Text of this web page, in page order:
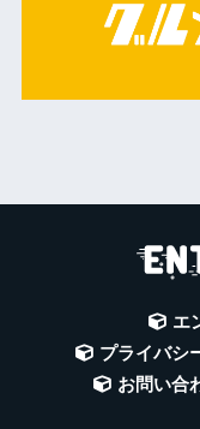
エ
プライバシ
お問い合